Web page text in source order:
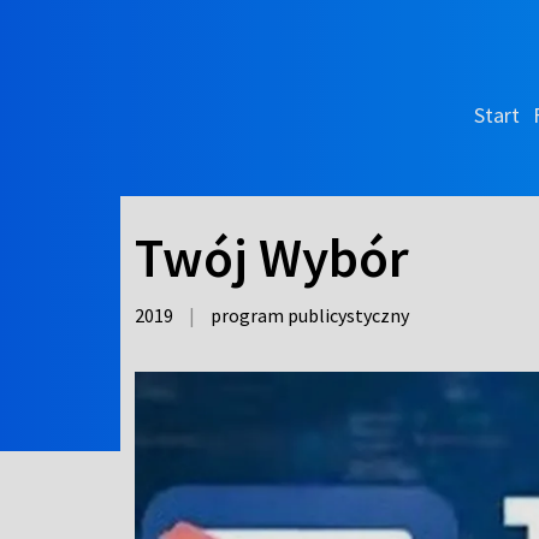
Start
Twój Wybór
2019 | program publicystyczny